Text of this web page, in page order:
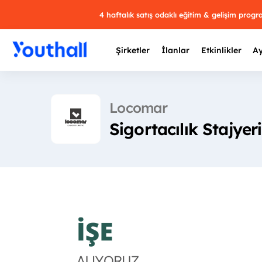
4 haftalık satış odaklı eğitim & gelişim
Şirketler İlanlar Etkinlikler
Locomar
Sigortacılık Stajyeri